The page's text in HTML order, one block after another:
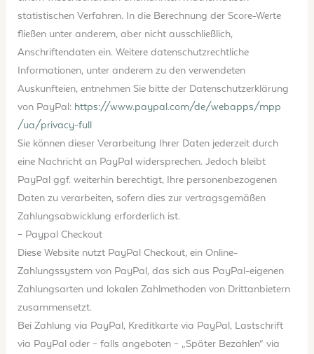
statistischen Verfahren. In die Berechnung der Score-Werte
fließen unter anderem, aber nicht ausschließlich,
Anschriftendaten ein. Weitere datenschutzrechtliche
Informationen, unter anderem zu den verwendeten
Auskunfteien, entnehmen Sie bitte der Datenschutzerklärung
von PayPal: https://www.paypal.com/de/webapps/mpp
/ua/privacy-full
Sie können dieser Verarbeitung Ihrer Daten jederzeit durch
eine Nachricht an PayPal widersprechen. Jedoch bleibt
PayPal ggf. weiterhin berechtigt, Ihre personenbezogenen
Daten zu verarbeiten, sofern dies zur vertragsgemäßen
Zahlungsabwicklung erforderlich ist.
– Paypal Checkout
Diese Website nutzt PayPal Checkout, ein Online-
Zahlungssystem von PayPal, das sich aus PayPal-eigenen
Zahlungsarten und lokalen Zahlmethoden von Drittanbietern
zusammensetzt.
Bei Zahlung via PayPal, Kreditkarte via PayPal, Lastschrift
via PayPal oder – falls angeboten – „Später Bezahlen“ via